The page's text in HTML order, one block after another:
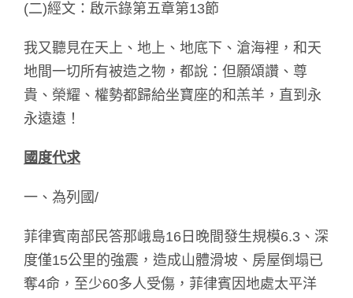
(二)經文：啟示錄第五章第13節
我又聽見在天上、地上、地底下、滄海裡，和天
地間一切所有被造之物，都說：但願頌讚、尊
貴、榮耀、權勢都歸給坐寶座的和羔羊，直到永
永遠遠！
國度代求
一、為列國/
菲律賓南部民答那峨島16日晚間發生規模6.3、深
度僅15公里的強震，造成山體滑坡、房屋倒塌已
奪4命，至少60多人受傷，菲律賓因地處太平洋